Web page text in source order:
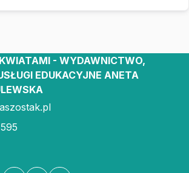
- WYDAWNICTWO,
EDUKACYJNE ANETA